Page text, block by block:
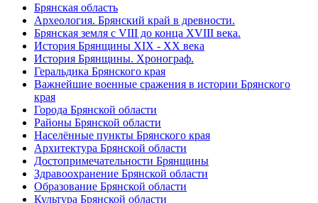
Брянская область
Археология. Брянский край в древности.
Брянская земля с VIII до конца XVIII века.
История Брянщины XIX - XX века
История Брянщины. Хронограф.
Геральдика Брянского края
Важнейшие военные сражения в истории Брянского
края
Города Брянской области
Районы Брянской области
Населённые пункты Брянского края
Архитектура Брянской области
Достопримечательности Брянщины
Здравоохранение Брянской области
Образование Брянской области
Культура Брянской области